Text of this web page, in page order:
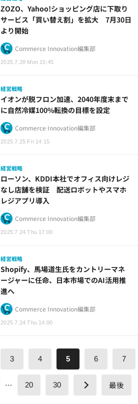
2025.7.28 Mon 15:45
ZOZO、Yahoo!ショッピング店に下取り
サービス「買い替え割」を拡大 7月30日
より開始
Commerce Innovation編集部
経営戦略
2025.7.25 Fri 14:15
イオンが脱フロン加速、2040年度末まで
に自然冷媒100%転換の目標を設定
Commerce Innovation編集部
経営戦略
2025.7.24 Thu 17:00
ローソン、KDDI本社でオフィス向けレジ
なし店舗を検証 配送ロボットやスマホ
レジアプリ導入
Commerce Innovation編集部
経営戦略
2025.7.24 Thu 14:00
Shopify、馬場道生氏をカントリーマネ
ージャーに任命、日本市場でのAI活用推
進へ
Commerce Innovation編集部
3 4 5 6 7
… 20 30 最後